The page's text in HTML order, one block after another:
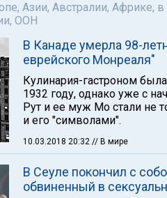
Азии, Австралии, Африке,
ООН
В Канаде умерла 98-
еврейского Монреаля"
Кулинария-гастроном
1932 году, однако уже с
Рут и ее муж Мо стали не
и его "символами".
10.03.2018 20:32 // В мире
В Сеуле покончил с
обвиненный в